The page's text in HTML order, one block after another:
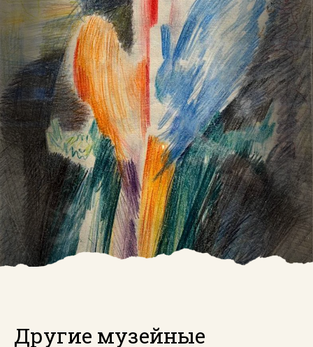
Другие музейные